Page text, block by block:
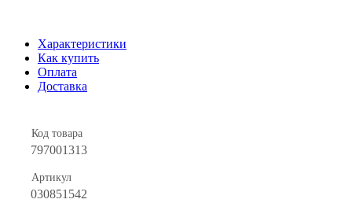
Характеристики
Как купить
Оплата
Доставка
Код товара
797001313
Артикул
030851542